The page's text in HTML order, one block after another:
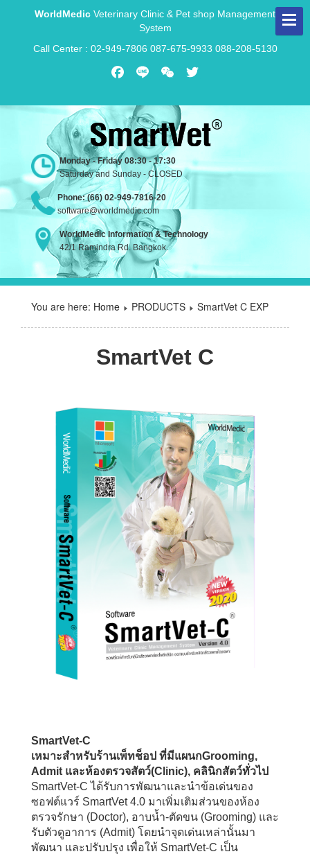
WorldMedic Veterinary Clinic & Pet shop Management
System
Call Center : 02-949-7806 087-675-9933 088-208-5130
Monday - Friday 08:30 - 17:30
Saturday and Sunday - CLOSED
Phone: (66) 02-949-7816-20
software@worldmedic.com
WorldMedic Information & Technology
42/1 Ramindra Rd. Bangkok.
You are here: Home PRODUCTS SmartVet C EXP
SmartVet C
SmartVet-C
เหมาะสำหรับร้านเพ็ทช็อป ที่มีแผนกGrooming,
Admit และห้องตรวจสัตว์(Clinic), คลินิกสัตว์ทั่วไป
SmartVet-C ได้รับการพัฒนาและนำข้อเด่นของ
ซอฟต์แวร์ SmartVet 4.0 มาเพิ่มเติมส่วนของห้อง
ตรวจรักษา (Doctor), อาบน้ำ-ตัดขน (Grooming) และ
รับตัวดูอาการ (Admit) โดยนำจุดเด่นเหล่านั้นมา
พัฒนา และปรับปรุง เพื่อให้ SmartVet-C เป็น